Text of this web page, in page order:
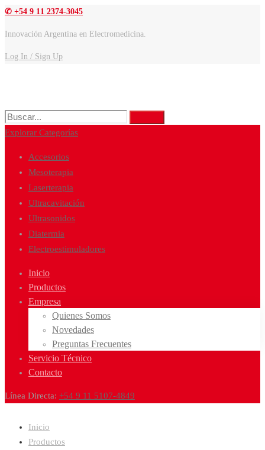
✆ +54 9 11 2374-3045
Innovación Argentina en Electromedicina.
Log In / Sign Up
Buscar:
Explorar Categorías
Accesorios
Mesoterapia
Laserterapia
Ultracavitación
Ultrasonidos
Diatermia
Electroestimuladores
Inicio
Productos
Empresa
Quienes Somos
Novedades
Preguntas Frecuentes
Servicio Técnico
Contacto
Línea Directa: +54 9 11 5107-4849
Inicio
Productos